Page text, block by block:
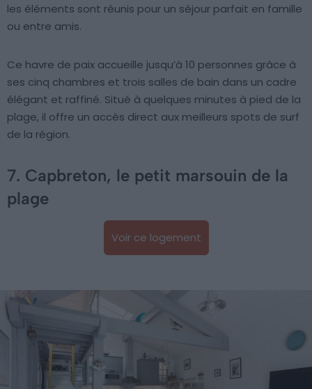
les éléments sont réunis pour un séjour parfait en famille
ou entre amis.
Ce havre de paix accueille jusqu’à 10 personnes grâce à
ses cinq chambres et trois salles de bain dans un cadre
élégant et raffiné. Situé à quelques minutes à pied de la
plage, il offre un accès direct aux meilleurs spots de surf
de la région.
7. Capbreton, le petit marsouin de la
plage
Voir ce logement